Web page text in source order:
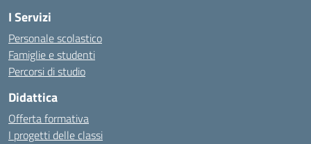
I Servizi
Personale scolastico
Famiglie e studenti
Percorsi di studio
Didattica
Offerta formativa
I progetti delle classi